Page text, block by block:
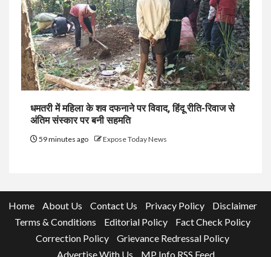
धमतरी में महिला के शव दफनाने पर विवाद, हिंदू रीति-रिवाज से
अंतिम संस्कार पर बनी सहमति
59 minutes ago Expose Today News
Home About Us Contact Us Privacy Policy
Disclaimer
Terms & Conditions
Editorial Policy
Fact Check Policy
Correction Policy
Grievance Redressal Policy
Advertise With Us
MP Info RSS Feed